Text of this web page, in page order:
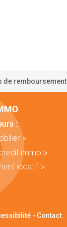
:
immo
locatif
- Contact